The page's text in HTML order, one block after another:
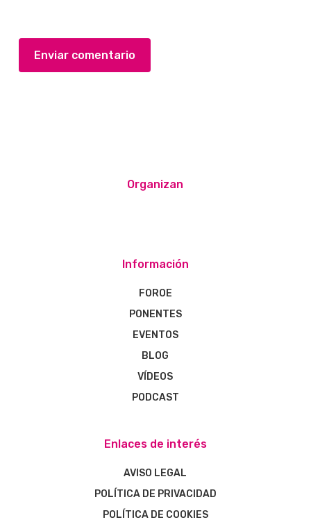
Organizan
Información
FOROE
PONENTES
EVENTOS
BLOG
VÍDEOS
PODCAST
Enlaces de interés
AVISO LEGAL
POLÍTICA DE PRIVACIDAD
POLÍTICA DE COOKIES